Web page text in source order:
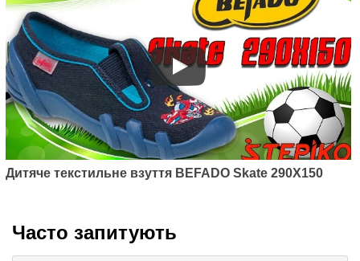
Дитяче текстильне взуття BEFADO Skate 290X150
Часто запитують